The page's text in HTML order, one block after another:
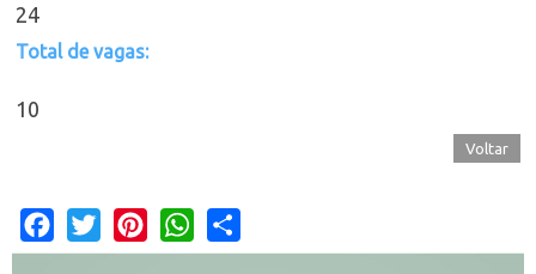
24
Total de vagas:
10
Voltar
Facebook
Twitter PinterestWhatsApp